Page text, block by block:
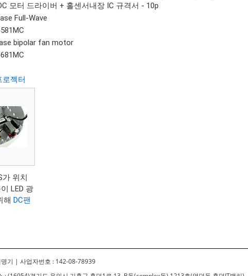
모터 드라이버 + 홀센서내장 IC 규격서 - 10p
Full-Wave
bipolar fan motor
로젝터
가 위치
LED 광
해DC팬
명기 | 사업자번호 : 142-08-78939